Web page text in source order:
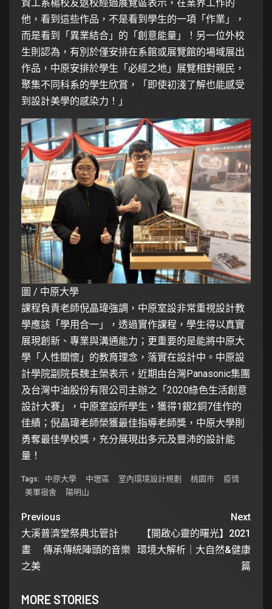
資工系楊校友返校經過展覽區表示，在業界工作的
他，看到這些作品，不是看到學生的一項「作業」，
而是看到「異業結合」的「創意能量」！另一位外校
生則認為，有別於僅安排在系館或展覽館的場域展出
作品，中原安排於學生「必經之地」展覽相對親民，
聚集不同科系的學生欣賞，「即使初淺了解也能感受
到設計美學的感染力！」
圖 / 中原大學
課程負責老師倪晶瑋強調，中原室設非常重視設計教
學應該「學用合一」，透過實作課程，學生得以真實
展現創新、專業與溝通能力；更重要的是能將中原大
學「人性關懷」的教育理念，落實在設計中。中原設
計學院副院長魏主榮表示，近期由台灣Panasonic集團
及台灣中油股份有限公司主辦之「2020綠色生活創意
設計大賽」，中原室設所學生，獲得1銀2銅7佳作的
佳績；倪晶瑋老師榮獲最佳指導老師獎，中原大學則
勇奪最佳學校獎，充分展現出多元及豐沛的設計能
量！
Tags: 中原大學 中壢區 室內環境設計規劃 桃園市
疫情
美軍宿舍
陽明山
Previous
大溪普濟堂祭典北管計
畫 傳承傳統陣頭的音樂
之美
Next
【開啟心靈的曙光】2021
環境大解析｜大自然&健康
篇
MORE STORIES